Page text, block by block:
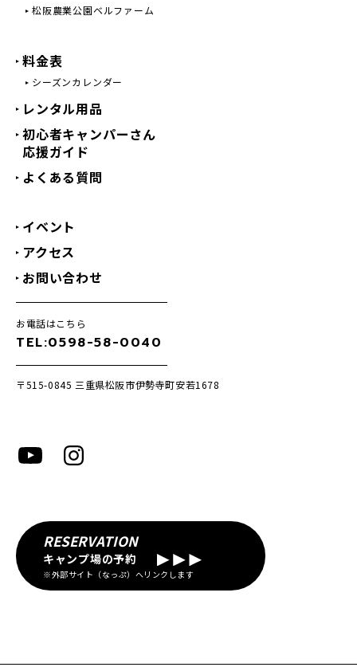
松阪農業公園ベルファーム
料金表
シーズンカレンダー
レンタル用品
初心者キャンパーさん
応援ガイド
よくある質問
イベント
アクセス
お問い合わせ
お電話はこちら
TEL:0598-58-0040
〒515-0845 三重県松阪市伊勢寺町安若1678
RESERVATION
キャンプ場の予約
※外部サイト（なっぷ）へリンクします